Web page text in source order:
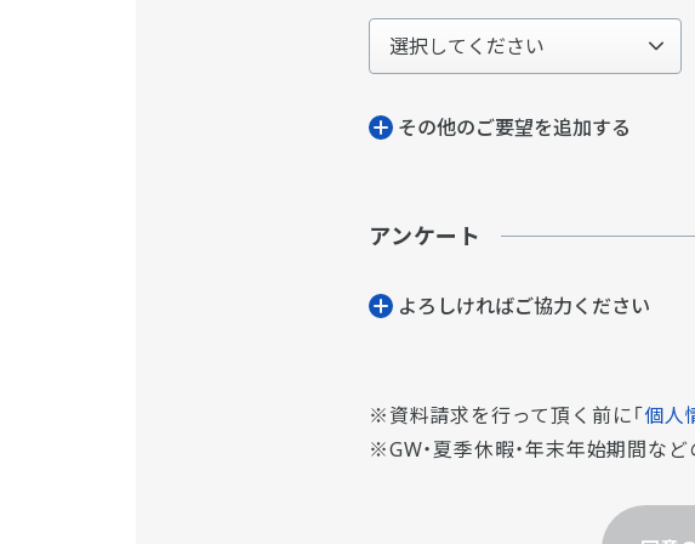
その他のご要望を追加する
アンケート
よろしければご協⼒ください
資料請求を行って頂く前に「個人
GW・夏季休暇・年末年始期間な